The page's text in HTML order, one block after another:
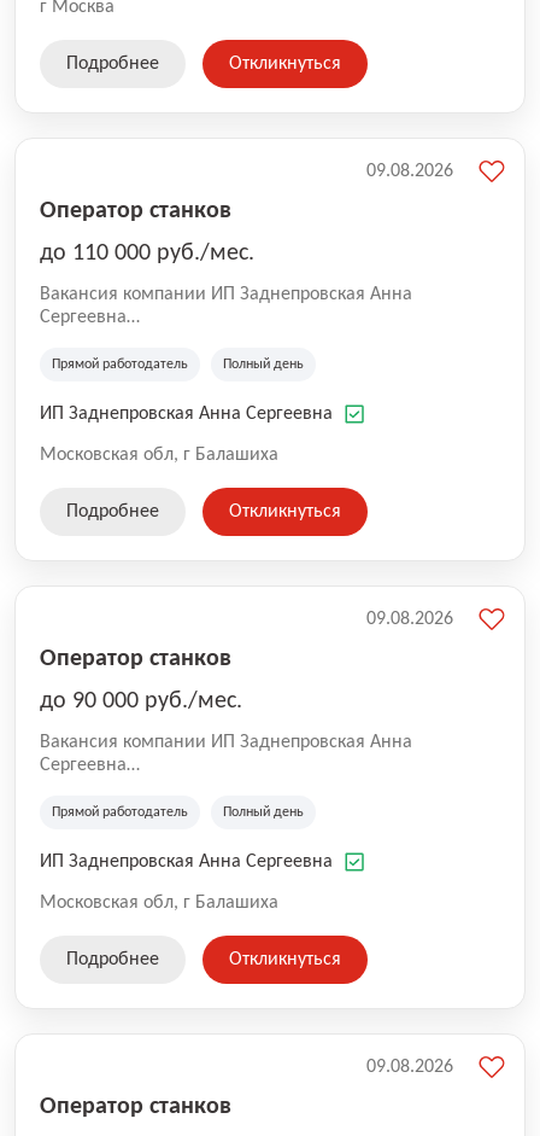
г Москва
Подробнее Откликнуться
Оператор станков
до 110 000 руб./мес.
Вакансия компании ИП Заднепровская Анна
Сергеевна
Прямой работодатель Полный день
ИП Заднепровская Анна Сергеевна
Московская обл, г Балашиха
09.08.2026
Подробнее Откликнуться
Оператор станков
до 90 000 руб./мес.
Вакансия компании ИП Заднепровская Анна
Сергеевна
Прямой работодатель Полный день
ИП Заднепровская Анна Сергеевна
Московская обл, г Балашиха
09.08.2026
Подробнее Откликнуться
Оператор станков
09.08.2026